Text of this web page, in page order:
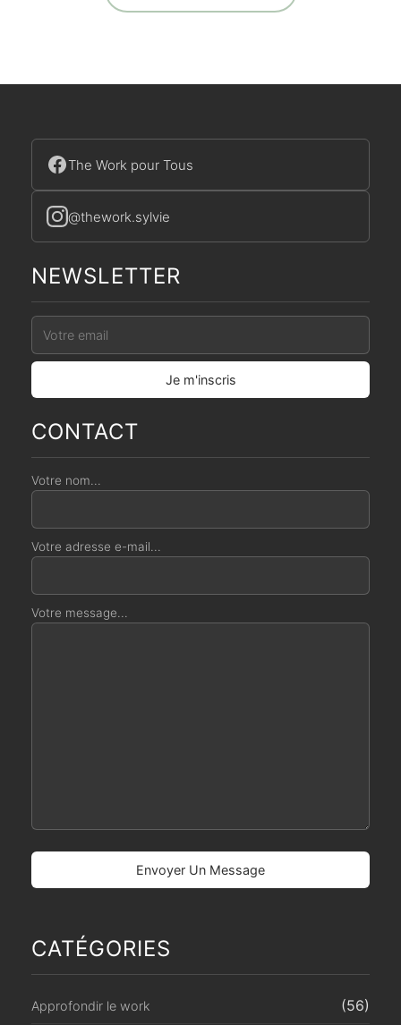
The Work pour Tous
@thework.sylvie
NEWSLETTER
CONTACT
Votre nom...
Votre adresse e-mail...
Votre message...
CATÉGORIES
Approfondir le work (56)